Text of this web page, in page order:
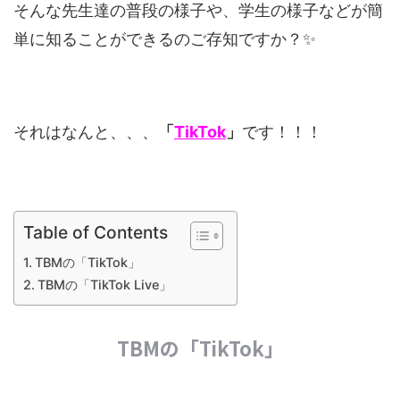
そんな先生達の普段の様子や、学生の様子などが簡
単に知ることができるのご存知ですか？✨
それはなんと、、、 「 TikTok 」 です！！！
Table of Contents
TBMの「TikTok」
TBMの「TikTok Live」
TBMの「TikTok」